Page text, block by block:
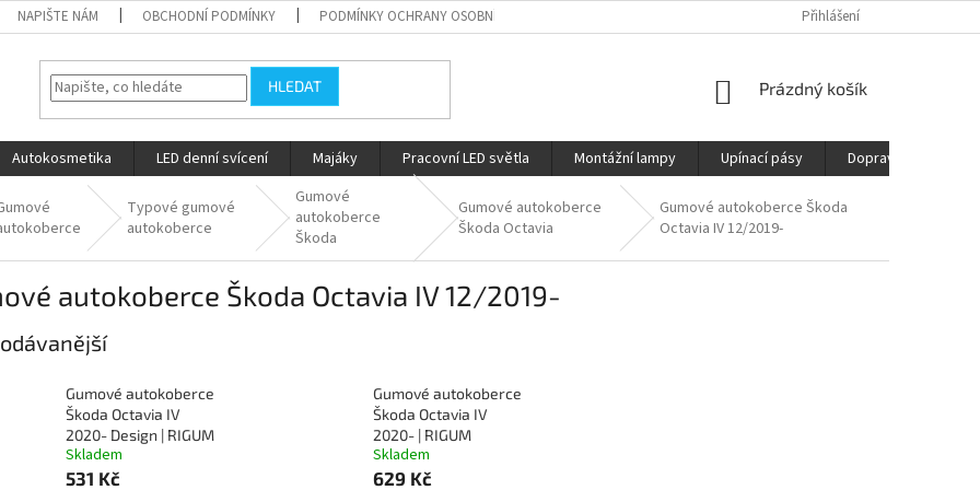
NAPIŠTE NÁM OBCHODNÍ PODMÍNKY PODMÍNKY OCHRANY OSOBNÍCH ÚDAJŮ DOPRAVAPřihlášení
HLEDAT
NÁKUPNÍ
Prázdný košík
Autokosmetika LED denní svícení Majáky Pracovní LED světla Montážní lampy Upínací pásy Doprava
Typové gumové
autokoberce
Gumové
autokoberce
Škoda
Gumové autokoberce
Škoda Octavia
Gumové autokoberce Škoda
Octavia IV 12/2019-
autokoberce Škoda Octavia IV 12/2019-
Gumové autokoberce
Škoda Octavia IV
2020- Design | RIGUM
Skladem
531 Kč
Gumové autokoberce
Škoda Octavia IV
2020- | RIGUM
Skladem
629 Kč